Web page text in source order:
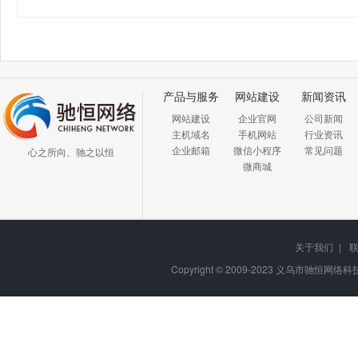
心之所向、驰之以恒
产品与服务
网站建设
主机域名
企业邮箱
网站建设
企业官网
手机网站
微信小程序
微商城
新闻资讯
公司新闻
行业资讯
常见问题
关于我们 |
Copyright © 2009-2023 义乌市驰恒网络科